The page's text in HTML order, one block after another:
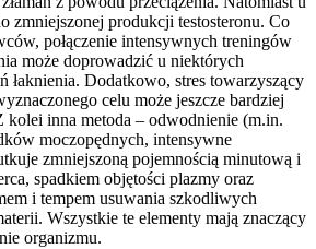
zmniejszonej produkcji testosteronu. Co
połączenie intensywnych treningów
może doprowadzić u niektórych
łaknienia. Dodatkowo, stres towarzyszący
celu może jeszcze bardziej
kolei inna metoda – odwodnienie (m.in.
moczopędnych, intensywne
zmniejszoną pojemnością minutową i
spadkiem objętości plazmy oraz
i tempem usuwania szkodliwych
Wszystkie te elementy mają znaczący
organizmu.